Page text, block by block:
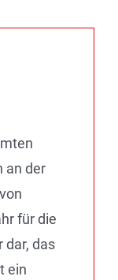
an der
für die
dar, das
ein